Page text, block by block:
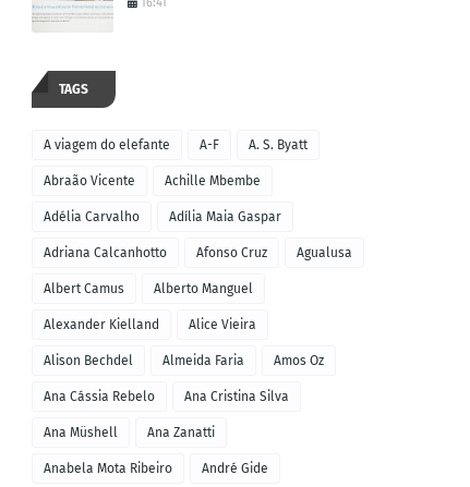
TAGS
A viagem do elefante A-F A. S. Byatt
Abraão Vicente Achille Mbembe
Adélia Carvalho Adília Maia Gaspar
Adriana Calcanhotto Afonso Cruz Agualusa
Albert Camus Alberto Manguel
Alexander Kielland Alice Vieira
Alison Bechdel Almeida Faria Amos Oz
Ana Cássia Rebelo Ana Cristina Silva
Ana Müshell Ana Zanatti
Anabela Mota Ribeiro André Gide